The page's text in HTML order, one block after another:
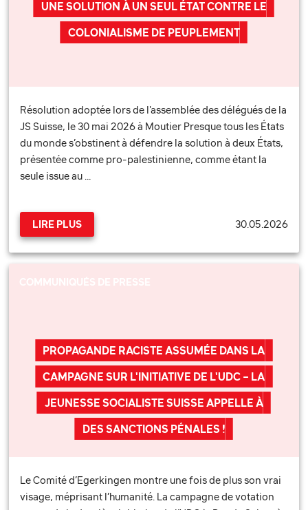
UNE SOLUTION À UN SEUL ÉTAT CONTRE LE
COLONIALISME DE PEUPLEMENT
Résolution adoptée lors de l'assemblée des délégués de la
JS Suisse, le 30 mai 2026 à Moutier Presque tous les États
du monde s’obstinent à défendre la solution à deux États,
présentée comme pro-palestinienne, comme étant la
seule issue au …
LIRE PLUS 30.05.2026
PROPAGANDE RACISTE ASSUMÉE DANS LA
CAMPAGNE SUR L'INITIATIVE DE L'UDC – LA
JEUNESSE SOCIALISTE SUISSE APPELLE À
DES SANCTIONS PÉNALES !
Le Comité d’Egerkingen montre une fois de plus son vrai
visage, méprisant l’humanité. La campagne de votation